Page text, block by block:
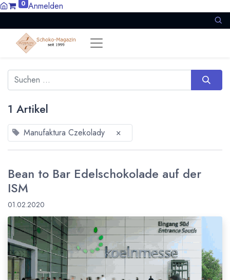
0 Anmelden
1 Artikel
Manufaktura Czekolady ×
Bean to Bar Edelschokolade auf der
ISM
01.02.2020